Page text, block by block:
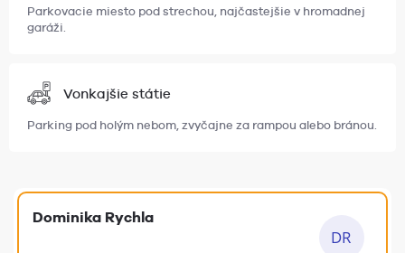
Parkovacie miesto pod strechou, najčastejšie v hromadnej
garáži.
Vonkajšie státie
Parking pod holým nebom, zvyčajne za rampou alebo bránou.
Dominika Rychla